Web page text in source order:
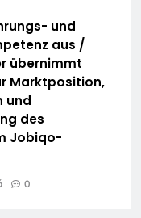
und
aus /
übernimmt
Marktposition,
und
des
Jobiqo-
0